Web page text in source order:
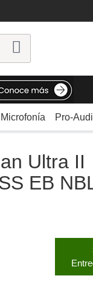
Microfonía Pro-
Ultra II
EB